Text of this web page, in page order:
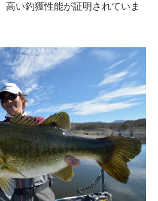
高い釣獲性能が証明されていま